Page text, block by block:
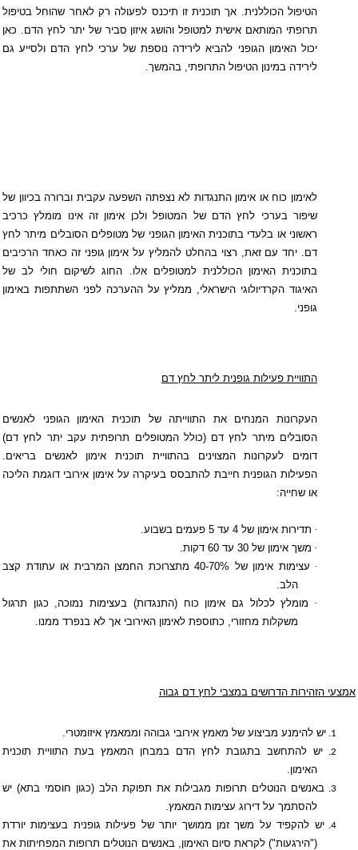
הטיפול הכוללנית. אך תוכנית זו תיכנס לפעולה רק לאחר שהוחל בטיפול
תרופתי המותאם אישית למטופל והושג איזון סביר של יתר לחץ הדם. כאן
יכול האימון הגופני להביא לירידה נוספת של ערכי לחץ הדם ולסייע גם
לירידה במינון הטיפול התרופתי, בהמשך.
לאימון כוח או אימון התנגדות לא נצפתה השפעה עקבית וברורה בכיוון של
שיפור בערכי לחץ הדם של המטופל ולכן אימון זה אינו מומלץ כרכיב
ראשוני או בלעדי בתוכנית האימון הגופני של מטופלים הסובלים מיתר לחץ
דם. יחד עם זאת, רצוי בהחלט להמליץ על אימון גופני זה כאחד הרכיבים
בתוכנית האימון הכוללנית למטופלים אלו. החוג לשיקום חולי לב של
האיגוד הקרדיולוגי הישראלי, ממליץ על ההערכה לפני השתתפות באימון
גופני.
התוויית פעילות גופנית ליתר לחץ דם
העקרונות המנחים את התווייתה של תוכנית האימון הגופני לאנשים
הסובלים מיתר לחץ דם (כולל המטופלים תרופתית עקב יתר לחץ דם)
דומים לעקרונות המצוינים בהתוויית תוכנית אימון לאנשים בריאים.
הפעילות הגופנית חייבת להתבסס בעיקרה על אימון אירובי דוגמת הליכה
או שחייה:
· תדירות אימון של 4 עד 5 פעמים בשבוע.
· משך אימון של 30 עד 60 דקות.
·
עצימות אימון של 40-70% מתצרוכת החמצן המרבית או עתודת קצב
הלב.
· מומלץ לכלול גם אימון כוח (התנגדות) בעצימות נמוכה, כגון תרגול
משקלות מחזורי, כתוספת לאימון האירובי אך לא בנפרד ממנו.
אמצעי הזהירות הדרושים במצבי לחץ דם גבוה
1. יש להימנע מביצוע של מאמץ אירובי גבוהה וממאמץ איזומטרי.
2.
יש להתחשב בתגובת לחץ הדם במבחן המאמץ בעת התוויית תוכנית
האימון.
3.
באנשים הנוטלים תרופות מגבילות את תפוקת הלב (כגון חוסמי בתא) יש
להסתמך על דירוג עצימות המאמץ.
4.
יש להקפיד על משך זמן ממושך יותר של פעילות גופנית בעצימות יורדת
("הירגעות") לקראת סיום האימון, באנשים הנוטלים תרופות המפחיתות את